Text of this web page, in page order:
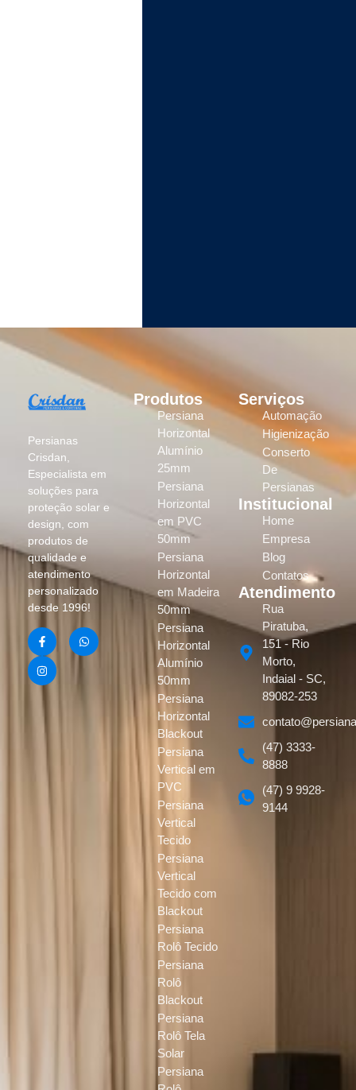
Persianas
Crisdan,
Especialista em
soluções para
proteção solar e
design, com
produtos de
qualidade e
atendimento
personalizado
desde 1996!
Produtos
Persiana
Horizontal
Alumínio
25mm
Persiana
Horizontal
em PVC
50mm
Persiana
Horizontal
em Madeira
50mm
Persiana
Horizontal
Alumínio
50mm
Persiana
Horizontal
Blackout
Persiana
Vertical em
PVC
Persiana
Vertical
Tecido
Persiana
Vertical
Tecido com
Blackout
Persiana
Rolô Tecido
Persiana
Rolô
Blackout
Persiana
Rolô Tela
Solar
Persiana
Serviços
Automação
Higienização
Conserto
De
Persianas
Institucional
Home
Empresa
Blog
Contatos
Atendimento
Rua
Piratuba,
151 - Rio
Morto,
Indaial - SC,
89082-253
(47) 3333-
8888
(47) 9 9928-
9144